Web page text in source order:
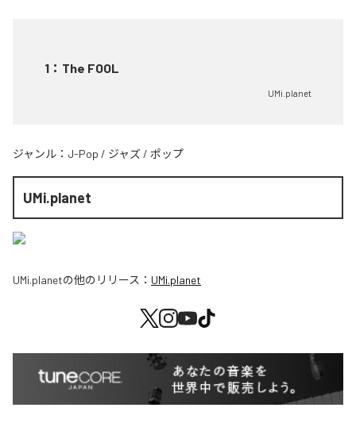
1 ： The FOOL
UMi.planet
ジャンル： J-Pop / ジャズ / ポップ
UMi.planet
UMi.planetの他のリリース： UMi.planet